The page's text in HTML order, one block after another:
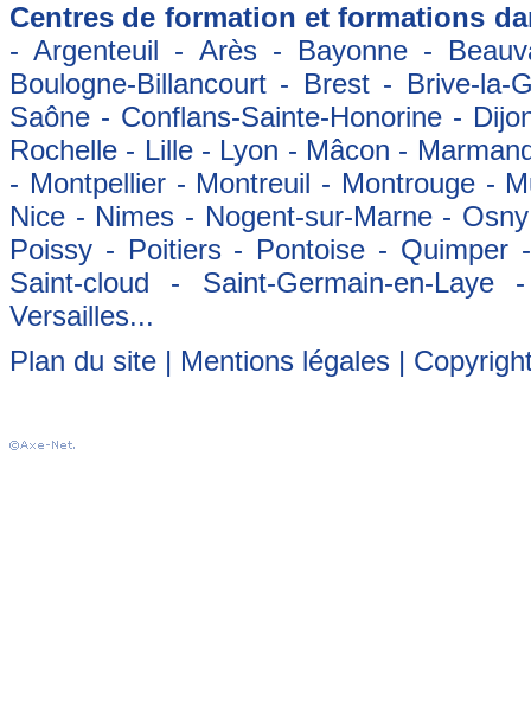
Centres de formation et formations
- Argenteuil - Arès - Bayonne -
Boulogne-Billancourt - Brest - Brive-
Saône - Conflans-Sainte-Honorine -
Rochelle - Lille - Lyon - Mâcon -
- Montpellier - Montreuil - Montrouge -
Nice - Nimes - Nogent-sur-Marne -
Poissy - Poitiers - Pontoise -
Saint-cloud - Saint-Germain-en-
Versailles...
Plan du site | Mentions légales |